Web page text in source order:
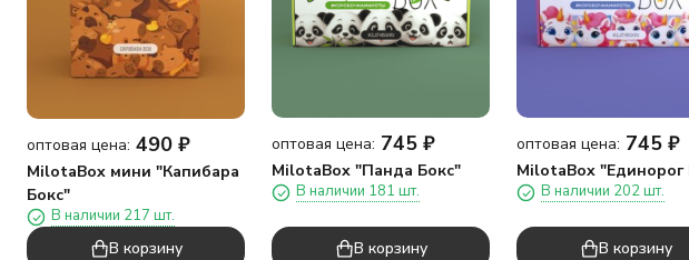
оптовая цена: 490 ₽
MilotaBox мини "Капибара
Бокс"
В наличии 217 шт.
В корзину
оптовая цена: 745 ₽
MilotaBox "Панда Бокс"
В наличии 181 шт.
В корзину
оптовая цена: 745 ₽
MilotaBox "Единорог
В наличии 202 шт.
В корзину